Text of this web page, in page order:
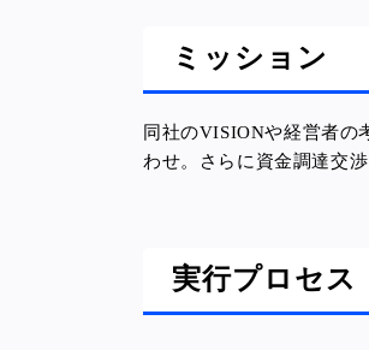
ミッション
同社のVISIONや経営者の
わせ。さらに資金調達交
実行プロセス